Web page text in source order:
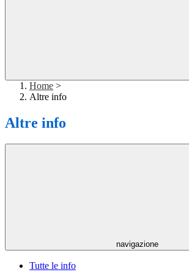
Home >
Altre info
Altre info
navigazione
Tutte le info